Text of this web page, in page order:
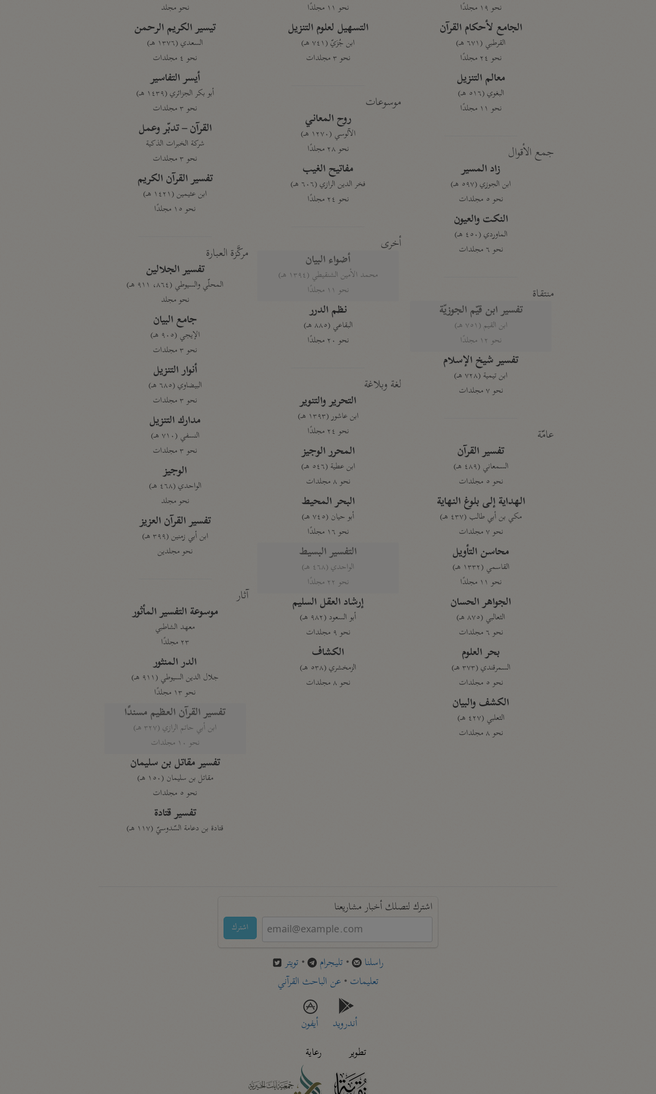
نحو ١٩ مجلدًا
الجامع لأحكام القرآن
القرطبي (٦٧١ هـ)
نحو ٢٤ مجلدًا
معالم التنزيل
البغوي (٥١٦ هـ)
نحو ١١ مجلدًا
جمع الأقوال
زاد المسير
ابن الجوزي (٥٩٧ هـ)
نحو ٥ مجلدات
النكت والعيون
الماوردي (٤٥٠ هـ)
نحو ٦ مجلدات
منتقاة
تفسير ابن قيّم الجوزيّة
ابن القيم (٧٥١ هـ)
نحو ١٢ مجلدًا
تفسير شيخ الإسلام
ابن تيمية (٧٢٨ هـ)
نحو ٧ مجلدات
عامّة
تفسير القرآن
السمعاني (٤٨٩ هـ)
نحو ٥ مجلدات
الهداية إلى بلوغ النهاية
مكي بن أبي طالب (٤٣٧ هـ)
نحو ٧ مجلدات
محاسن التأويل
القاسمي (١٣٣٢ هـ)
نحو ١١ مجلدًا
الجواهر الحسان
الثعالبي (٨٧٥ هـ)
نحو ٦ مجلدات
بحر العلوم
السمرقندي (٣٧٣ هـ)
نحو ٥ مجلدات
الكشف والبيان
الثعلبي (٤٢٧ هـ)
نحو ٨ مجلدات
نحو ١١ مجلدًا
التسهيل لعلوم التنزيل
ابن جُزَيّ (٧٤١ هـ)
نحو ٣ مجلدات
موسوعات
روح المعاني
الآلوسي (١٢٧٠ هـ)
نحو ٢٨ مجلدًا
مفاتيح الغيب
فخر الدين الرازي (٦٠٦ هـ)
نحو ٢٤ مجلدًا
أخرى
أضواء البيان
محمد الأمين الشنقيطي (١٣٩٤ هـ)
نحو ١١ مجلدًا
نظم الدرر
البقاعي (٨٨٥ هـ)
نحو ٢٠ مجلدًا
لغة وبلاغة
التحرير والتنوير
ابن عاشور (١٣٩٣ هـ)
نحو ٢٤ مجلدًا
المحرر الوجيز
ابن عطية (٥٤٦ هـ)
نحو ٨ مجلدات
البحر المحيط
أبو حيان (٧٤٥ هـ)
نحو ١٦ مجلدًا
التفسير البسيط
الواحدي (٤٦٨ هـ)
نحو ٢٢ مجلدًا
إرشاد العقل السليم
أبو السعود (٩٨٢ هـ)
نحو ٩ مجلدات
الكشاف
الزمخشري (٥٣٨ هـ)
نحو ٨ مجلدات
نحو مجلد
تيسير الكريم الرحمن
السعدي (١٣٧٦ هـ)
نحو ٤ مجلدات
أيسر التفاسير
أبو بكر الجزائري (١٤٣٩ هـ)
نحو ٣ مجلدات
القرآن – تدبّر وعمل
شركة الخبرات الذكية
نحو ٣ مجلدات
تفسير القرآن الكريم
ابن عثيمين (١٤٢١ هـ)
نحو ١٥ مجلدًا
مركَّزة العبارة
تفسير الجلالين
المحلّي والسيوطي (٨٦٤، ٩١١ هـ)
نحو مجلد
جامع البيان
الإيجي (٩٠٥ هـ)
نحو ٣ مجلدات
أنوار التنزيل
البيضاوي (٦٨٥ هـ)
نحو ٣ مجلدات
مدارك التنزيل
النسفي (٧١٠ هـ)
نحو ٣ مجلدات
الوجيز
الواحدي (٤٦٨ هـ)
نحو مجلد
تفسير القرآن العزيز
ابن أبي زمنين (٣٩٩ هـ)
نحو مجلدين
آثار
موسوعة التفسير المأثور
معهد الشاطبي
٢٣ مجلدًا
الدر المنثور
جلال الدين السيوطي (٩١١ هـ)
نحو ١٣ مجلدًا
تفسير القرآن العظيم مسندًا
ابن أبي حاتم الرازي (٣٢٧ هـ)
نحو ١٠ مجلدات
تفسير مقاتل بن سليمان
مقاتل بن سليمان (١٥٠ هـ)
نحو ٥ مجلدات
تفسير قتادة
قتادة بن دعامة السّدوسيّ (١١٧ هـ)
اشترك لتصلك أخبار مشاريعنا
اشترك
راسلنا • تليجرام • تويتر
تعليمات• عن الباحث القرآني
أندرويد
أيفون
تطوير
رعاية